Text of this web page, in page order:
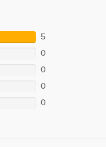
5
0
0
0
0